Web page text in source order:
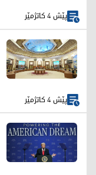
پێش 4 کاتژمێر
پێش 4 کاتژمێر